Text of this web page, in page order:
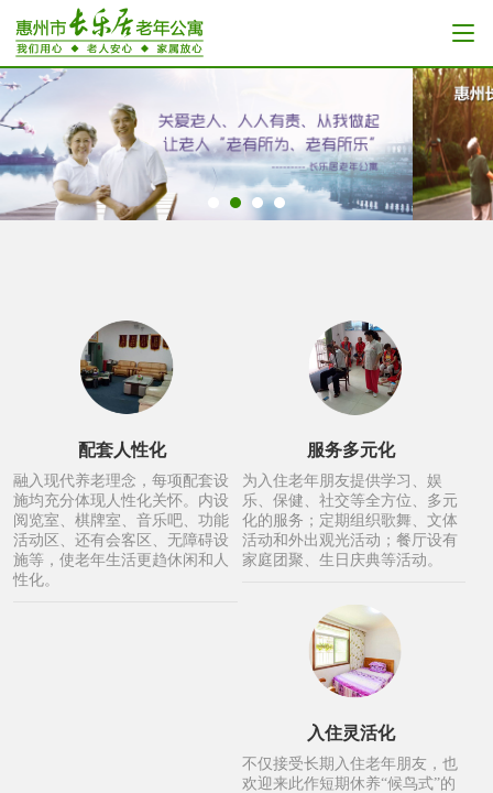
配套人性化
融入现代养老理念，每项配套设
施均充分体现人性化关怀。内设
阅览室、棋牌室、音乐吧、功能
活动区、还有会客区、无障碍设
施等，使老年生活更趋休闲和人
性化。
服务多元化
为入住老年朋友提供学习、娱
乐、保健、社交等全方位、多元
化的服务；定期组织歌舞、文体
活动和外出观光活动；餐厅设有
家庭团聚、生日庆典等活动。
入住灵活化
不仅接受长期入住老年朋友，也
欢迎来此作短期休养“候鸟式”的